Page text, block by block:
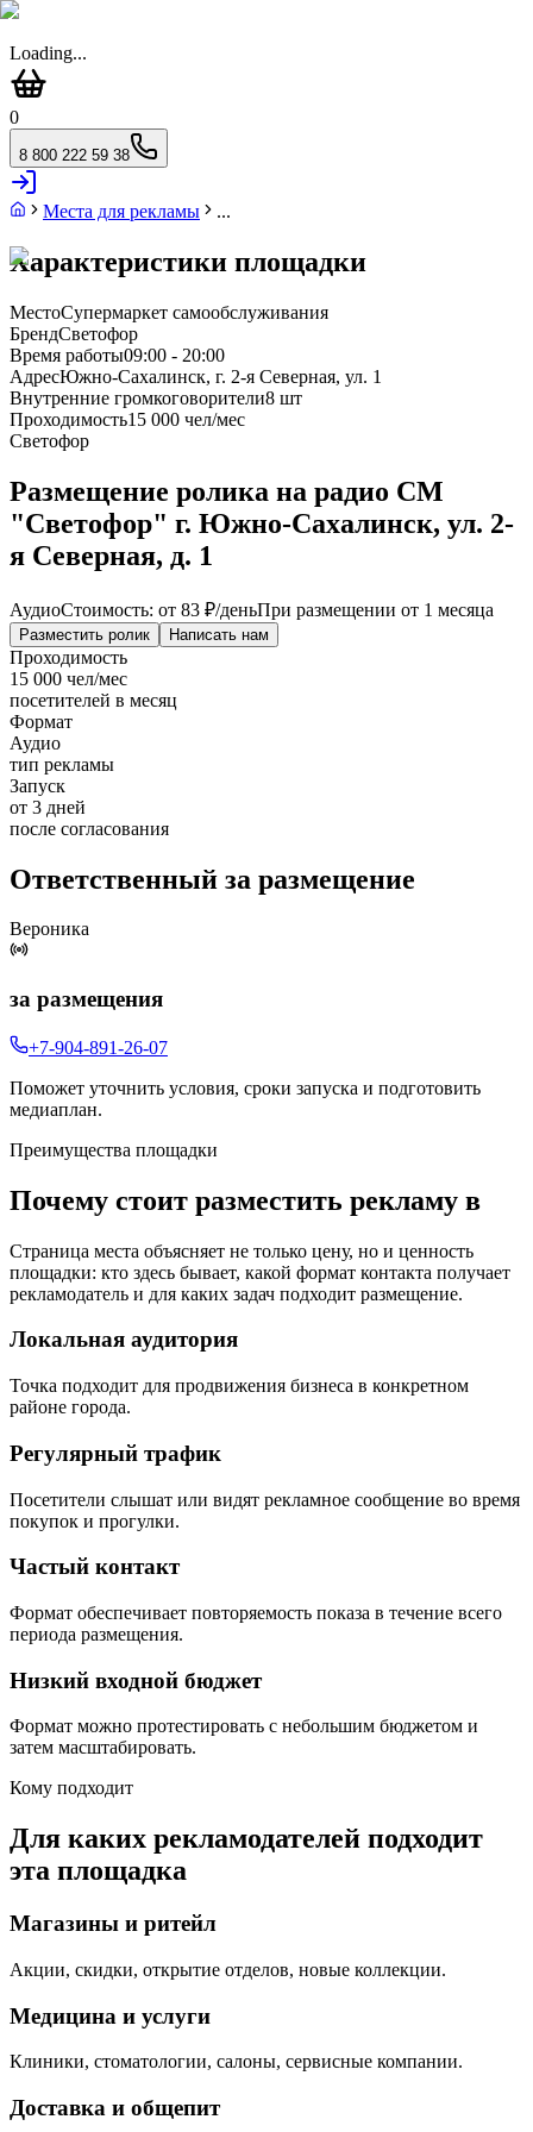
Loading...
0
8 800 222 59 38
Места для рекламы ...
Характеристики площадки
МестоСупермаркет самообслуживания
БрендСветофор
Время работы09:00 - 20:00
АдресЮжно-Сахалинск, г. 2-я Северная, ул. 1
Внутренние громкоговорители8 шт
Проходимость15 000 чел/мес
Светофор
Размещение ролика на радио СМ
"Светофор" г. Южно-Сахалинск, ул. 2-
я Северная, д. 1
АудиоСтоимость: от 83 ₽/деньПри размещении от 1 месяца
Разместить ролик Написать нам
Проходимость
15 000 чел/мес
посетителей в месяц
Формат
Аудио
тип рекламы
Запуск
от 3 дней
после согласования
Ответственный за размещение
Вероника
за размещения
+7-904-891-26-07
Поможет уточнить условия, сроки запуска и подготовить
медиаплан.
Преимущества площадки
Почему стоит разместить рекламу в
Страница места объясняет не только цену, но и ценность
площадки: кто здесь бывает, какой формат контакта получает
рекламодатель и для каких задач подходит размещение.
Локальная аудитория
Точка подходит для продвижения бизнеса в конкретном
районе города.
Регулярный трафик
Посетители слышат или видят рекламное сообщение во время
покупок и прогулки.
Частый контакт
Формат обеспечивает повторяемость показа в течение всего
периода размещения.
Низкий входной бюджет
Формат можно протестировать с небольшим бюджетом и
затем масштабировать.
Кому подходит
Для каких рекламодателей подходит
эта площадка
Магазины и ритейл
Акции, скидки, открытие отделов, новые коллекции.
Медицина и услуги
Клиники, стоматологии, салоны, сервисные компании.
Доставка и общепит